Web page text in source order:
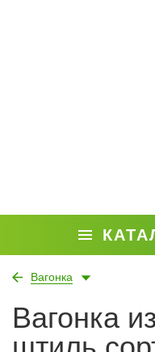
Вагонка
Вагонка